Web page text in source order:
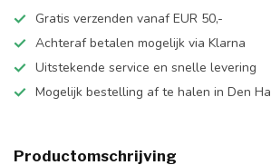
Gratis verzenden vanaf EUR 50,-
Achteraf betalen mogelijk via Klarna
Uitstekende service en snelle levering
Mogelijk bestelling af te halen in Den
Productomschrijving